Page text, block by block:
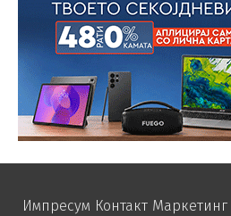
Импресум Контакт Маркетинг